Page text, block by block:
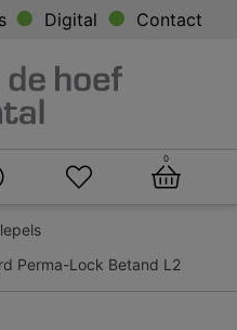
Digital Contact
0
Perma-Lock Betand L2